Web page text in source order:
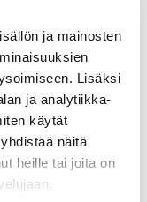
ja mainosten
Lisäksi
ja analytiikka-
käytät
näitä
heille tai joita on
ajassa kiinni
ja jokaiselle